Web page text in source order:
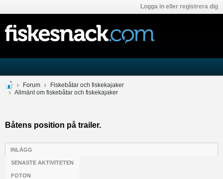
Logga in eller registrera dig
Forum
Fiskebåtar och fiskekajaker
Allmänt om fiskebåtar och fiskekajaker
Båtens position på trailer.
INLÄGG
SENASTE AKTIVITETEN
FOTON